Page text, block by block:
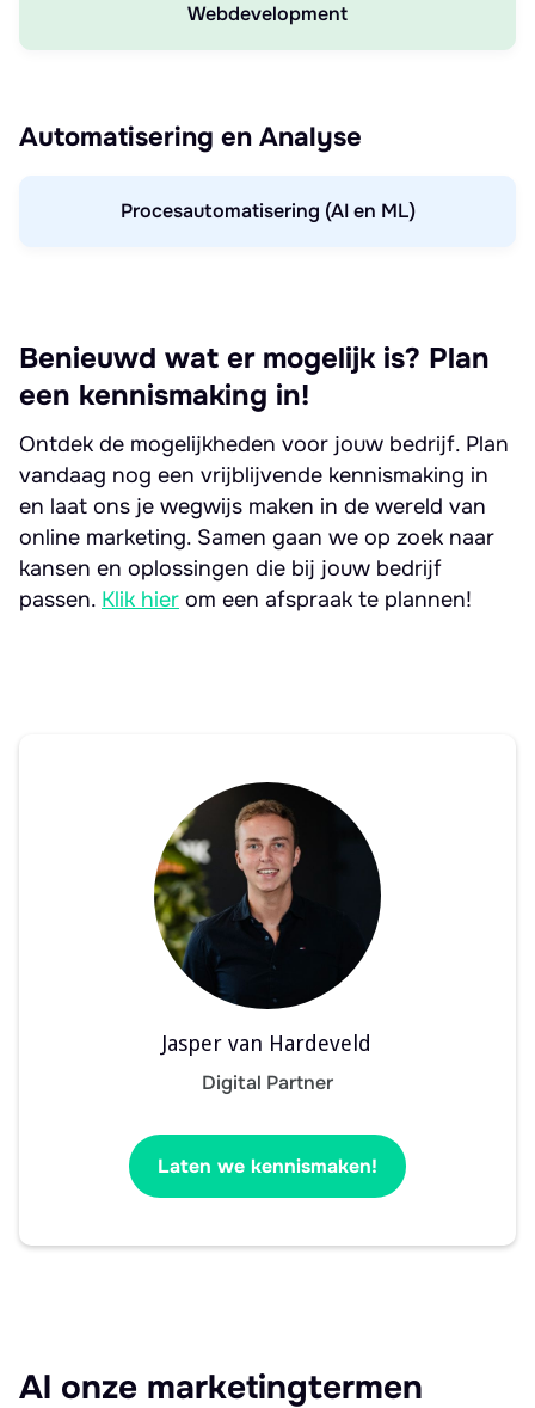
Webdevelopment
Automatisering en Analyse
Procesautomatisering (AI en ML)
Benieuwd wat er mogelijk is? Plan
een kennismaking in!
Ontdek de mogelijkheden voor jouw bedrijf. Plan
vandaag nog een vrijblijvende kennismaking in
en laat ons je wegwijs maken in de wereld van
online marketing. Samen gaan we op zoek naar
kansen en oplossingen die bij jouw bedrijf
passen. Klik hier om een afspraak te plannen!
Jasper van Hardeveld
Digital Partner
Laten we kennismaken!
Al onze marketingtermen